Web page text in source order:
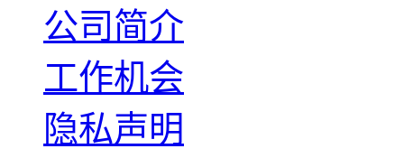
公司简介
工作机会
隐私声明